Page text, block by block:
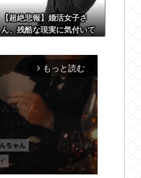
【超絶悲報】婚活女子さ
ん、残酷な現実に気付いて